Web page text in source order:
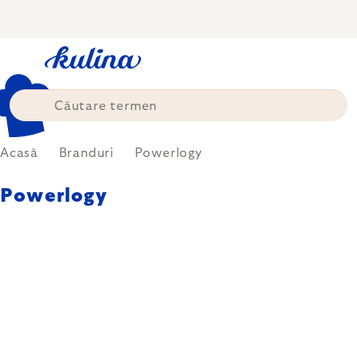
Acasă Branduri Powerlogy
Powerlogy